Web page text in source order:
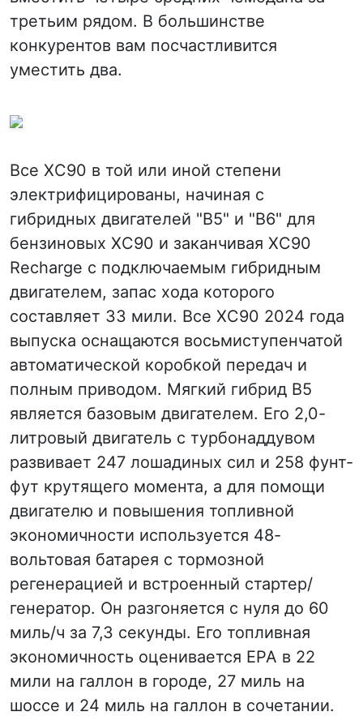
третьим рядом. В большинстве
конкурентов вам посчастливится
уместить два.
Все XC90 в той или иной степени
электрифицированы, начиная с
гибридных двигателей "B5" и "B6" для
бензиновых XC90 и заканчивая XC90
Recharge с подключаемым гибридным
двигателем, запас хода которого
составляет 33 мили. Все XC90 2024 года
выпуска оснащаются восьмиступенчатой
автоматической коробкой передач и
полным приводом. Мягкий гибрид B5
является базовым двигателем. Его 2,0-
литровый двигатель с турбонаддувом
развивает 247 лошадиных сил и 258 фунт-
фут крутящего момента, а для помощи
двигателю и повышения топливной
экономичности используется 48-
вольтовая батарея с тормозной
регенерацией и встроенный стартер/
генератор. Он разгоняется с нуля до 60
миль/ч за 7,3 секунды. Его топливная
экономичность оценивается EPA в 22
мили на галлон в городе, 27 миль на
шоссе и 24 миль на галлон в сочетании.